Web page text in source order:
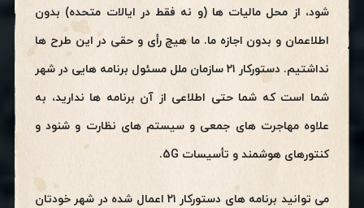
شود، از محل مالیات ها (و نه فقط در ایالات متحده) بدون
اطلاعمان و بدون اجازه ما. ما هیچ رأی و حقی در این طرح ها
نداشتیم. دستورکار ۲۱ سازمان ملل مسئول برنامه هایی در شهر
شما است که شما حتی اطلاعی از آن برنامه ها ندارید، به
علاوه مهاجرت های جمعی و سیستم های نظارت و شنود و
کنتورهای هوشمند و تأسیسات 5G.
می توانید برنامه های دستورکار ۲۱ اعمال شده در شهر خودتان